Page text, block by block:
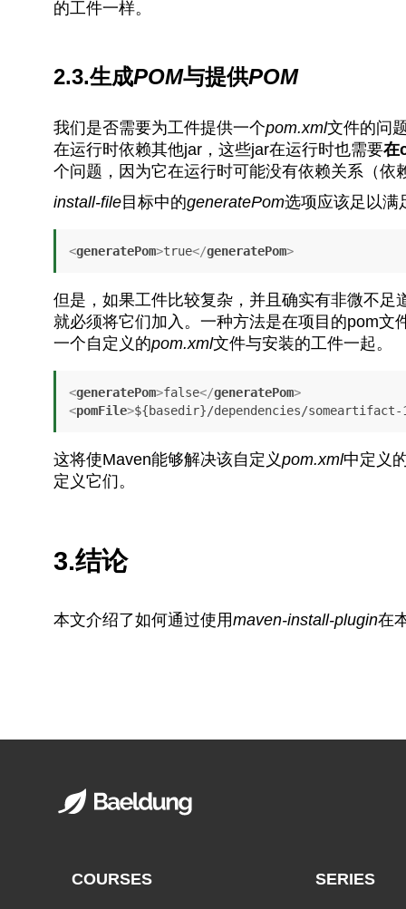
的工件一样。
2.3.生成POM与提供POM
我们是否需要为工件提供一个pom.xml文件的问
在运行时依赖其他jar，这些jar在运行时也需要在
个问题，因为它在运行时可能没有依赖关系（依
install-file目标中的generatePom选项应该足以满
<generatePom>true</generatePom>
但是，如果工件比较复杂，并且确实有非微不足
就必须将它们加入。一种方法是在项目的pom
一个自定义的pom.xml文件与安装的工件一起。
<generatePom>false</generatePom>
<pomFile>${basedir}/dependencies/someartifact-
这将使Maven能够解决该自定义pom.xml中定义
定义它们。
3.结论
本文介绍了如何通过使用maven-install-plugin在
COURSES SERIES